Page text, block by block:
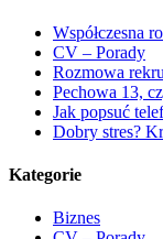
Współczesna
CV – Porady
Rozmowa
Pechowa 13,
Jak popsuć
Dobry stres?
Kategorie
Biznes